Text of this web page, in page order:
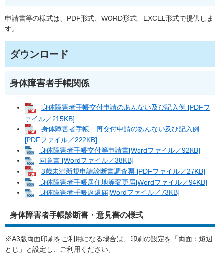
申請書等の様式は、PDF形式、WORD形式、EXCEL形式で提供しま
す。
ダウンロード
身体障害者手帳関係
身体障害者手帳交付申請のあんない及び記入例 [PDFフ
ァイル／215KB]
身体障害者手帳 再交付申請のあんない及び記入例
[PDFファイル／222KB]
身体障害者手帳交付等申請書[Wordファイル／92KB]
同意書 [Wordファイル／38KB]
3歳未満新規申請診断書調査票 [PDFファイル／27KB]
身体障害者手帳居住地等変更届[Wordファイル／94KB]
身体障害者手帳返還届[Wordファイル／73KB]
身体障害者手帳診断書・意見書の様式
※A3版両面印刷をご利用になる場合は、印刷の設定を「両面：短辺
とじ」と設定し、ご利用ください。